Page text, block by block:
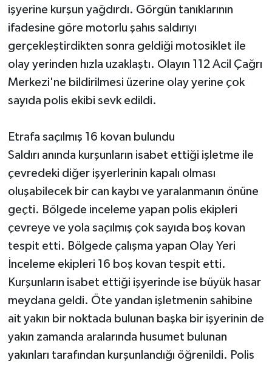
işyerine kurşun yağdırdı. Görgün tanıklarının
ifadesine göre motorlu şahıs saldırıyı
gerçekleştirdikten sonra geldiği motosiklet ile
olay yerinden hızla uzaklaştı. Olayın 112 Acil Çağrı
Merkezi'ne bildirilmesi üzerine olay yerine çok
sayıda polis ekibi sevk edildi.
Etrafa saçılmış 16 kovan bulundu
Saldırı anında kurşunların isabet ettiği işletme ile
çevredeki diğer işyerlerinin kapalı olması
oluşabilecek bir can kaybı ve yaralanmanın önüne
geçti. Bölgede inceleme yapan polis ekipleri
çevreye ve yola saçılmış çok sayıda boş kovan
tespit etti. Bölgede çalışma yapan Olay Yeri
İnceleme ekipleri 16 boş kovan tespit etti.
Kurşunların isabet ettiği işyerinde ise büyük hasar
meydana geldi. Öte yandan işletmenin sahibine
ait yakın bir noktada bulunan başka bir işyerinin de
yakın zamanda aralarında husumet bulunan
yakınları tarafından kurşunlandığı öğrenildi. Polis